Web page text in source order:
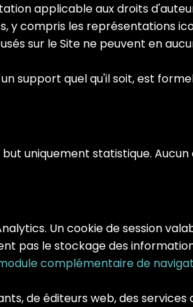
applicable aux droits
y compris les représentations
sur le Site ne peuvent en
support quel qu'il soit, est
uniquement statistique.
Un cookie de session
pas le stockage des
complémentaire de
de éditeurs web, des services